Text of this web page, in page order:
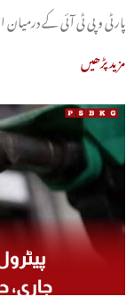
پارٹی و پی ٹی آئی کے درمیان
مزید پڑھیں